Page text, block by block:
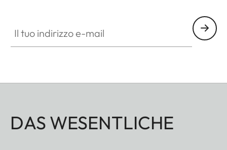
DAS WESENTLICHE